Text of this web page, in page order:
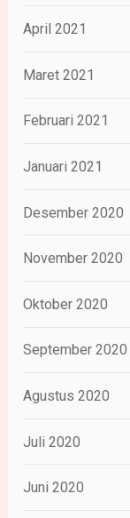
April 2021
Maret 2021
Februari 2021
Januari 2021
Desember 2020
November 2020
Oktober 2020
September 2020
Agustus 2020
Juli 2020
Juni 2020